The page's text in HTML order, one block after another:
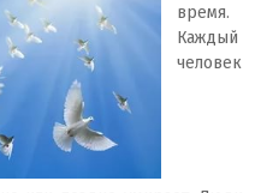
время.
Каждый
человек